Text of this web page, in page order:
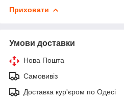
Приховати
Умови доставки
Нова Пошта
Самовивіз
Доставка кур'єром по Одесі